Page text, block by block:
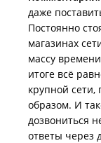
даже
Постоянно
магазинах
массу
итоге всё
крупной
образом. И
дозвониться
ответы через